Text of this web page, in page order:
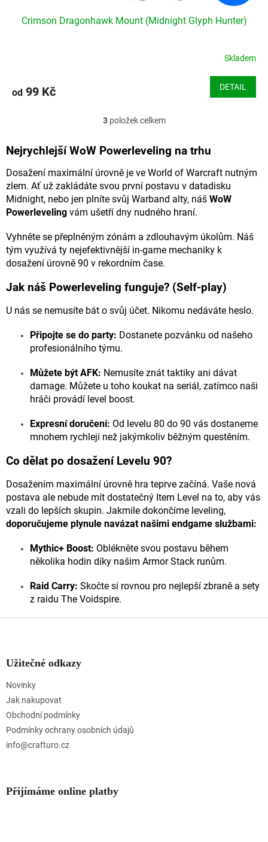
Crimson Dragonhawk Mount (Midnight Glyph Hunter)
Skladem
od 99 Kč DETAIL
O
l
d
a
c
í
p
v
k
y
ý
i
u
3položek celkem
Nejrychlejší WoW Powerleveling na trhu
Dosažení maximální úrovně je ve World of Warcraft nutným
zlem. Ať už zakládáte svou první postavu v datadisku
Midnight, nebo jen plníte svůj Warband alty, náš WoW
Powerleveling vám ušetří dny nudného hraní.
Vyhněte se přeplněným zónám a zdlouhavým úkolům. Náš
tým využívá ty nejefektivnější in-game mechaniky k
dosažení úrovně 90 v rekordním čase.
Jak náš Powerleveling funguje? (Self-play)
U nás se nemusíte bát o svůj účet. Nikomu nedáváte heslo.
Připojte se do party: Dostanete pozvánku od našeho
profesionálního týmu.
Můžete být AFK: Nemusíte znát taktiky ani dávat
damage. Můžete u toho koukat na seriál, zatímco naši
hráči provádí level boost.
Expresní doručení: Od levelu 80 do 90 vás dostaneme
mnohem rychleji než jakýmkoliv běžným questěním.
Co dělat po dosažení Levelu 90?
Dosažením maximální úrovně hra teprve začíná. Vaše nová
postava ale nebude mít dostatečný Item Level na to, aby vás
vzali do lepších skupin. Jakmile dokončíme leveling,
doporučujeme plynule navázat našimi endgame službami:
Mythic+ Boost: Oblékněte svou postavu během
několika hodin díky našim Armor Stack runům.
Raid Carry: Skočte si rovnou pro nejlepší zbraně a sety
z raidu The Voidspire.
Užitečné odkazy
Novinky
Jak nakupovat
Obchodní podmínky
Podmínky ochrany osobních údajů
info@crafturo.cz
Přijímáme online platby